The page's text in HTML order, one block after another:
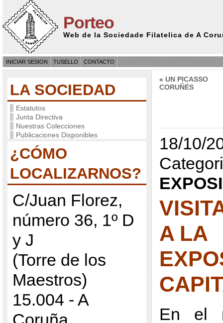
Porteo
Web de la Sociedade Filatelica de A
INICIAR SESION TUSELLO CONTACTO
LA SOCIEDAD
Estatutos
Junta Directiva
Nuestras Colecciones
Publicaciones Disponibles
¿CÓMO
LOCALIZARNOS?
C/Juan Florez,
número 36, 1º D
y J
(Torre de los
Maestros)
15.004 - A
« UN PICASSO
CORUÑÉS
18/10/
A LA
En el